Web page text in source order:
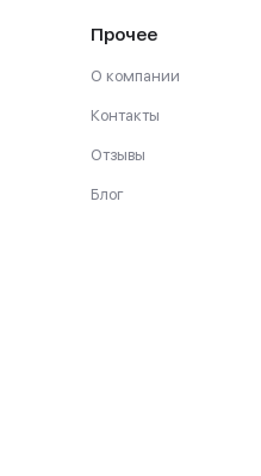
Прочее
О компании
Контакты
Отзывы
Блог